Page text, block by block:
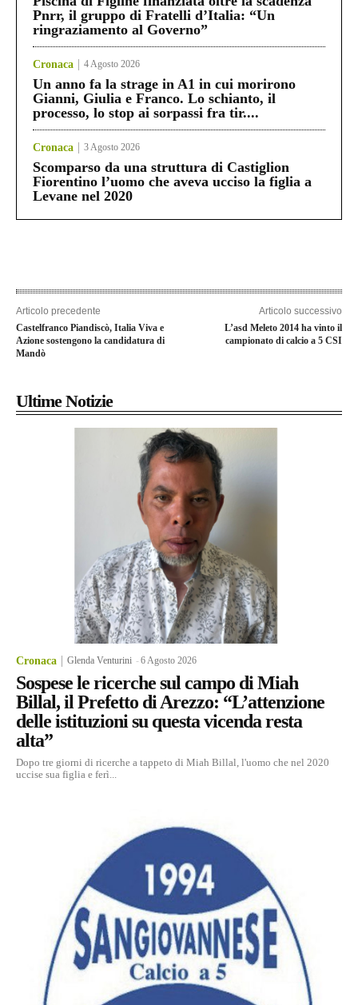
Pnrr, il gruppo di Fratelli d’Italia: “Un
ringraziamento al Governo”
Cronaca 4 Agosto 2026
Un anno fa la strage in A1 in cui morirono
Gianni, Giulia e Franco. Lo schianto, il
processo, lo stop ai sorpassi fra tir....
Cronaca 3 Agosto 2026
Scomparso da una struttura di Castiglion
Fiorentino l’uomo che aveva ucciso la figlia a
Levane nel 2020
Articolo precedente
Castelfranco Piandiscò, Italia Viva e
Azione sostengono la candidatura di
Mandò
Articolo successivo
L’asd Meleto 2014 ha vinto il
campionato di calcio a 5 CSI
Ultime Notizie
Cronaca Glenda Venturini -6 Agosto 2026
Sospese le ricerche sul campo di Miah
Billal, il Prefetto di Arezzo: “L’attenzione
delle istituzioni su questa vicenda resta
alta”
Dopo tre giorni di ricerche a tappeto di Miah Billal, l'uomo che nel 2020
uccise sua figlia e ferì...